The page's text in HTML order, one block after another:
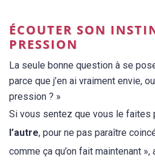
ÉCOUTER SON
PRESSION
La seule bonne question à se
parce que j’en ai vraiment envie,
pression ? »
Si vous sentez que vous le faites
l’autre, pour ne pas paraître
comme ça qu’on fait maintenant »,